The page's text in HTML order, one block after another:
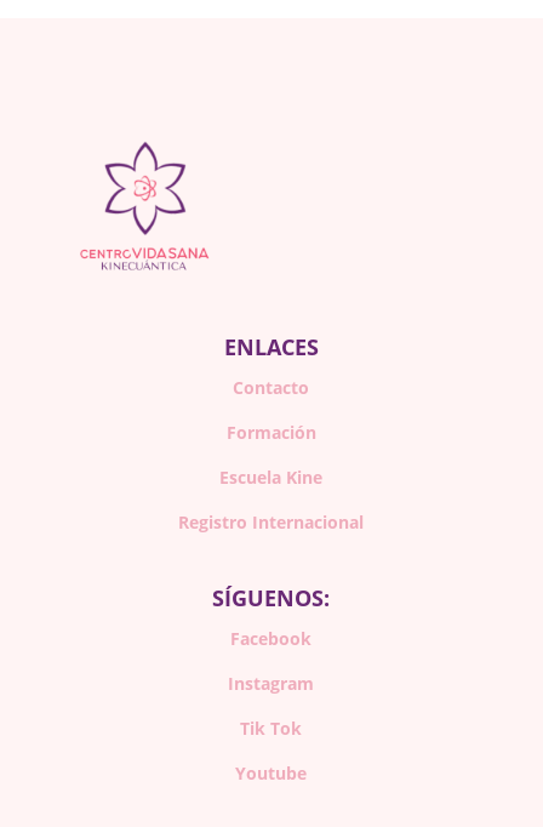
ENLACES
Contacto
Formación
Escuela Kine
Registro Internacional
SÍGUENOS:
Facebook
Instagram
Tik Tok
Youtube